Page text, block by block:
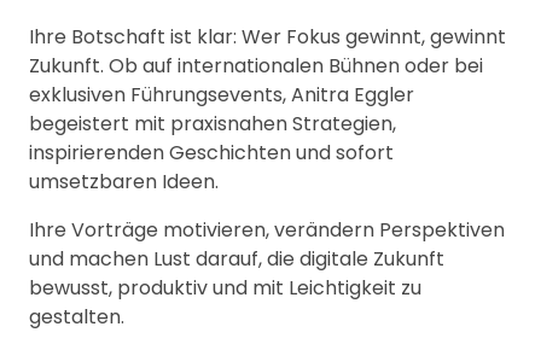
Ihre Botschaft ist klar: Wer Fokus gewinnt, gewinnt
Zukunft. Ob auf internationalen Bühnen oder bei
exklusiven Führungsevents, Anitra Eggler
begeistert mit praxisnahen Strategien,
inspirierenden Geschichten und sofort
umsetzbaren Ideen.
Ihre Vorträge motivieren, verändern Perspektiven
und machen Lust darauf, die digitale Zukunft
bewusst, produktiv und mit Leichtigkeit zu
gestalten.